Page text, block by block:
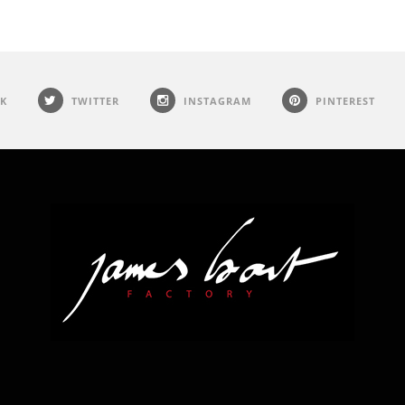
TWITTER INSTAGRAM PINTEREST